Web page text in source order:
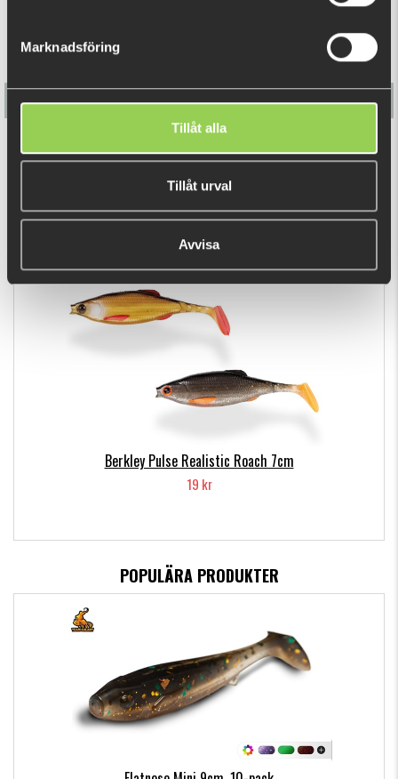
Marknadsföring
Tillåt alla
Tillåt urval
Avvisa
Berkley Pulse Realistic Goby 12cm (Bulk)
35 kr
DU TITTADE NYLIGEN PÅ
Berkley Pulse Realistic Roach 7cm
19 kr
POPULÄRA PRODUKTER